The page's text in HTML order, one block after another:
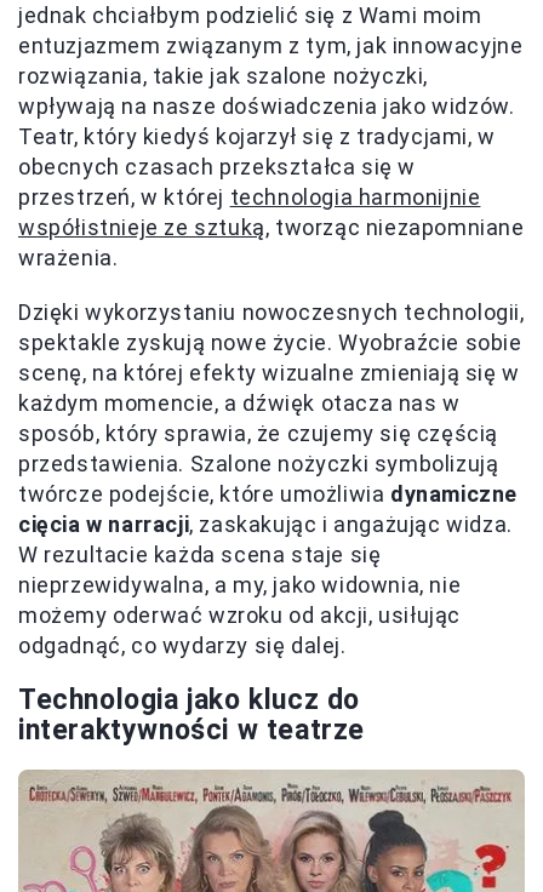
jednak chciałbym podzielić się z Wami moim
entuzjazmem związanym z tym, jak innowacyjne
rozwiązania, takie jak szalone nożyczki,
wpływają na nasze doświadczenia jako widzów.
Teatr, który kiedyś kojarzył się z tradycjami, w
obecnych czasach przekształca się w
przestrzeń, w której technologia harmonijnie
współistnieje ze sztuką, tworząc niezapomniane
wrażenia.
Dzięki wykorzystaniu nowoczesnych technologii,
spektakle zyskują nowe życie. Wyobraźcie sobie
scenę, na której efekty wizualne zmieniają się w
każdym momencie, a dźwięk otacza nas w
sposób, który sprawia, że czujemy się częścią
przedstawienia. Szalone nożyczki symbolizują
twórcze podejście, które umożliwia dynamiczne
cięcia w narracji, zaskakując i angażując widza.
W rezultacie każda scena staje się
nieprzewidywalna, a my, jako widownia, nie
możemy oderwać wzroku od akcji, usiłując
odgadnąć, co wydarzy się dalej.
Technologia jako klucz do
interaktywności w teatrze